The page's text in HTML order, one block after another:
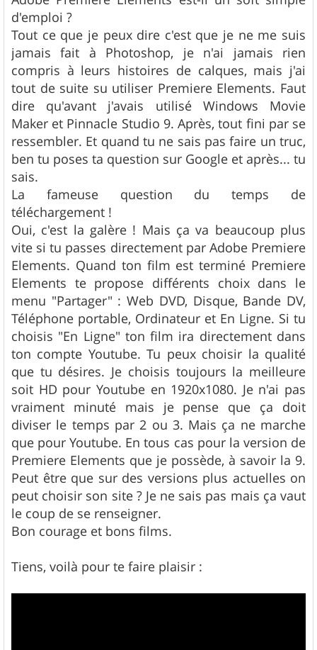
d'emploi ?
Tout ce que je peux dire c'est que je ne me suis
jamais fait à Photoshop, je n'ai jamais rien
compris à leurs histoires de calques, mais j'ai
tout de suite su utiliser Premiere Elements. Faut
dire qu'avant j'avais utilisé Windows Movie
Maker et Pinnacle Studio 9. Après, tout fini par se
ressembler. Et quand tu ne sais pas faire un truc,
ben tu poses ta question sur Google et après... tu
sais.
La fameuse question du temps de
téléchargement !
Oui, c'est la galère ! Mais ça va beaucoup plus
vite si tu passes directement par Adobe Premiere
Elements. Quand ton film est terminé Premiere
Elements te propose différents choix dans le
menu "Partager" : Web DVD, Disque, Bande DV,
Téléphone portable, Ordinateur et En Ligne. Si tu
choisis "En Ligne" ton film ira directement dans
ton compte Youtube. Tu peux choisir la qualité
que tu désires. Je choisis toujours la meilleure
soit HD pour Youtube en 1920x1080. Je n'ai pas
vraiment minuté mais je pense que ça doit
diviser le temps par 2 ou 3. Mais ça ne marche
que pour Youtube. En tous cas pour la version de
Premiere Elements que je possède, à savoir la 9.
Peut être que sur des versions plus actuelles on
peut choisir son site ? Je ne sais pas mais ça vaut
le coup de se renseigner.
Bon courage et bons films.
Tiens, voilà pour te faire plaisir :